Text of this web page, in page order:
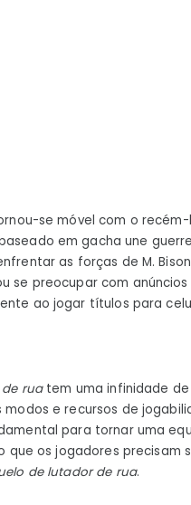
se móvel com o
em gacha une
as forças de M.
se preocupar com
ao jogar títulos para
rua tem uma infinidade
modos e recursos de
para tornar uma
que os jogadores
de lutador de rua.